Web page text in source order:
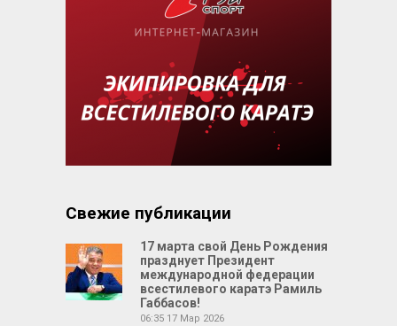
Свежие публикации
17 марта свой День Рождения
празднует Президент
международной федерации
всестилевого каратэ Рамиль
Габбасов!
06:35 17 Мар 2026